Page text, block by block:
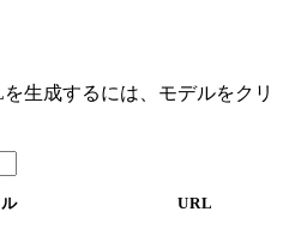
生成するには、モデルをクリ
URL